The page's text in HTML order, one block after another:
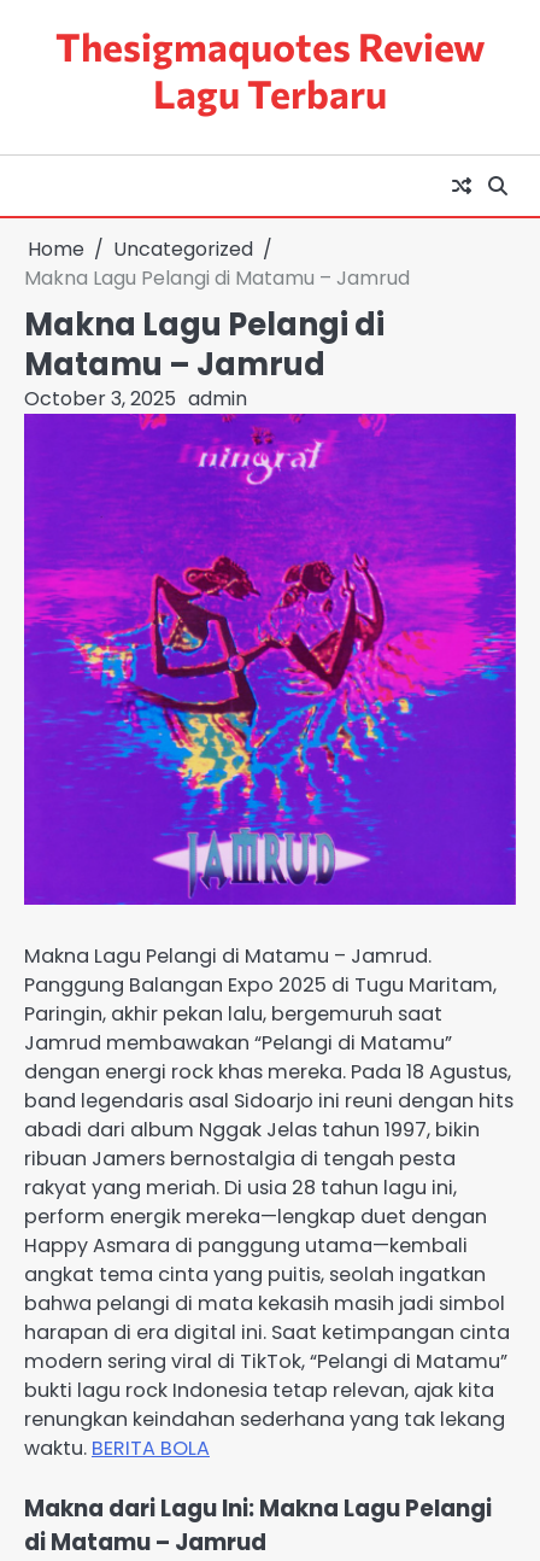
content
Thesigmaquotes Review
Lagu Terbaru
Home
Uncategorized
Makna Lagu Pelangi di Matamu – Jamrud
Makna Lagu Pelangi di
Matamu – Jamrud
October 3, 2025 admin
Makna Lagu Pelangi di Matamu – Jamrud.
Panggung Balangan Expo 2025 di Tugu Maritam,
Paringin, akhir pekan lalu, bergemuruh saat
Jamrud membawakan “Pelangi di Matamu”
dengan energi rock khas mereka. Pada 18 Agustus,
band legendaris asal Sidoarjo ini reuni dengan hits
abadi dari album Nggak Jelas tahun 1997, bikin
ribuan Jamers bernostalgia di tengah pesta
rakyat yang meriah. Di usia 28 tahun lagu ini,
perform energik mereka—lengkap duet dengan
Happy Asmara di panggung utama—kembali
angkat tema cinta yang puitis, seolah ingatkan
bahwa pelangi di mata kekasih masih jadi simbol
harapan di era digital ini. Saat ketimpangan cinta
modern sering viral di TikTok, “Pelangi di Matamu”
bukti lagu rock Indonesia tetap relevan, ajak kita
renungkan keindahan sederhana yang tak lekang
waktu. BERITA BOLA
Makna dari Lagu Ini: Makna Lagu Pelangi
di Matamu – Jamrud